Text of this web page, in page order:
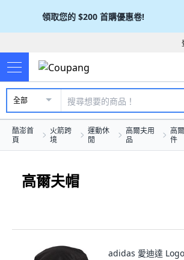
領取您的 $200 首購優惠卷!
全部
酷澎首
頁
火箭跨
境
運動休
閒
高爾夫用
品
高
件
高爾夫帽
adidas 愛迪達